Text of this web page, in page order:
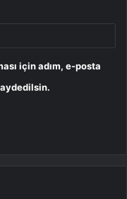
için adım, e-posta